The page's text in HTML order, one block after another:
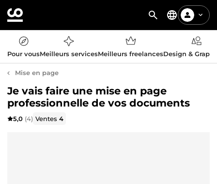
Pour vousMeilleurs servicesMeilleurs freelancesDesign &
Mise en page
Je vais faire une mise en page
professionnelle de vos documents
5,0 (4) Ventes4